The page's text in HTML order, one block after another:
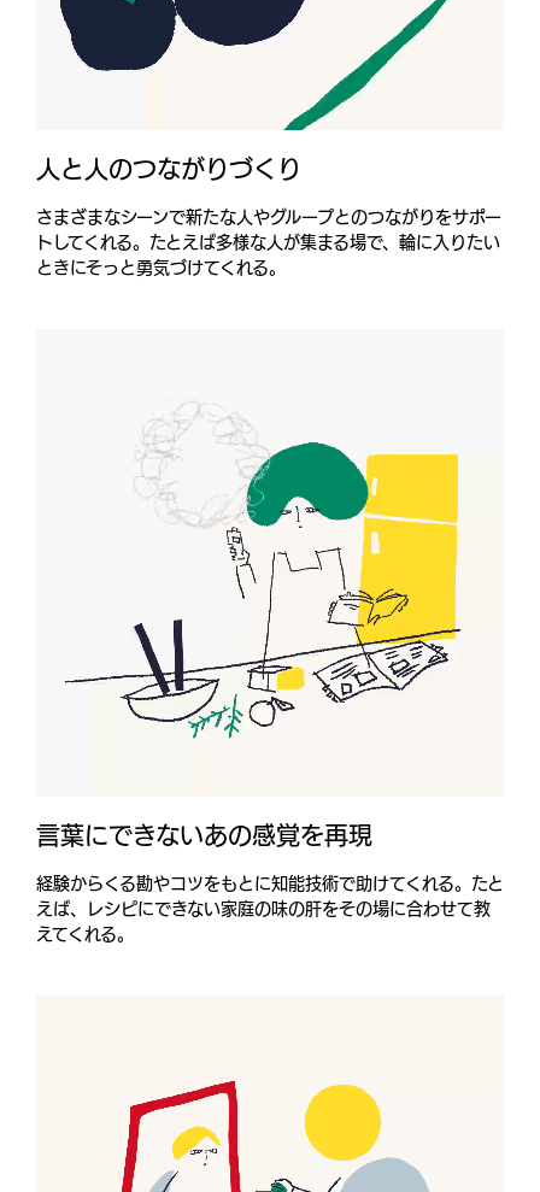
人と人のつながりづくり
さまざまなシーンで新たな人やグループとのつながりをサポー
トしてくれる。たとえば多様な人が集まる場で、輪に入りたい
ときにそっと勇気づけてくれる。
言葉にできないあの感覚を再現
経験からくる勘やコツをもとに知能技術で助けてくれる。たと
えば、レシピにできない家庭の味の肝をその場に合わせて教
えてくれる。